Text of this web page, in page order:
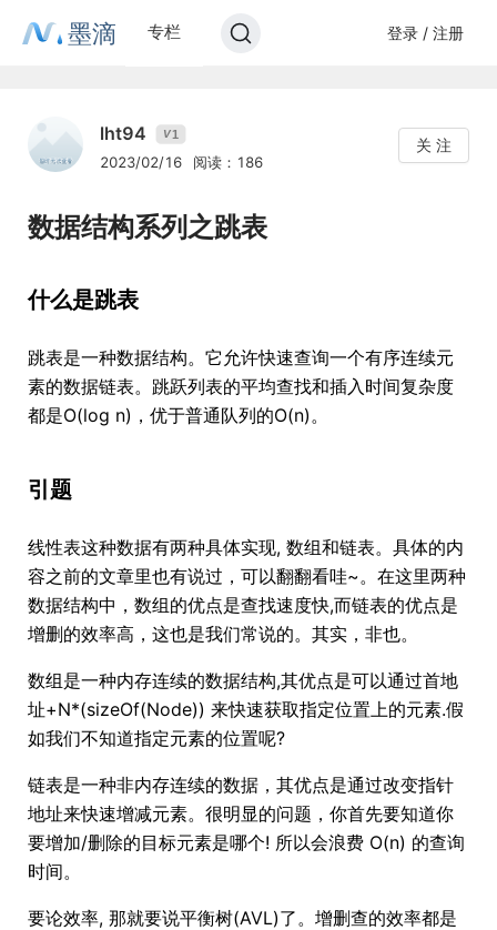
墨滴 专栏 登录 / 注册
lht94 V1
2023/02/16 阅读：186
关 注
数据结构系列之跳表
什么是跳表
跳表是一种数据结构。它允许快速查询一个有序连续元
素的数据链表。跳跃列表的平均查找和插入时间复杂度
都是O(log n)，优于普通队列的O(n)。
引题
线性表这种数据有两种具体实现, 数组和链表。具体的内
容之前的文章里也有说过，可以翻翻看哇~。在这里两种
数据结构中，数组的优点是查找速度快,而链表的优点是
增删的效率高，这也是我们常说的。其实，非也。
数组是一种内存连续的数据结构,其优点是可以通过首地
址+N*(sizeOf(Node)) 来快速获取指定位置上的元素.假
如我们不知道指定元素的位置呢?
链表是一种非内存连续的数据，其优点是通过改变指针
地址来快速增减元素。很明显的问题，你首先要知道你
要增加/删除的目标元素是哪个! 所以会浪费 O(n) 的查询
时间。
要论效率, 那就要说平衡树(AVL)了。增删查的效率都是